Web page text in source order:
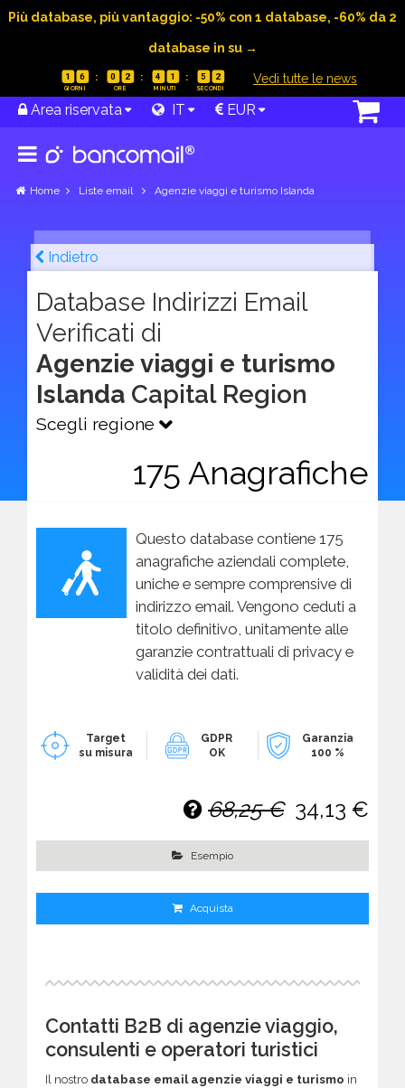
Più database, più vantaggio: -50% con 1 database, -60% da 2
database in su →
1 6 0 2 4 1 5 1 Vedi tutte le news
Area riservata IT EUR
Home Liste email Agenzie viaggi e turismo Islanda
Indietro
Database Indirizzi Email
Verificati di
Agenzie viaggi e turismo
Islanda Capital Region
Scegli regione
175 Anagrafiche
Questo database contiene 175
anagrafiche aziendali complete,
uniche e sempre comprensive di
indirizzo email. Vengono ceduti a
titolo definitivo, unitamente alle
garanzie contrattuali di privacy e
validità dei dati.
Target
su misura
GDPR
OK
Garanzia
100 %
68,25 € 34,13 €
Esempio
Acquista
Contatti B2B di agenzie viaggio,
consulenti e operatori turistici
Il nostro database email agenzie viaggi e turismo in